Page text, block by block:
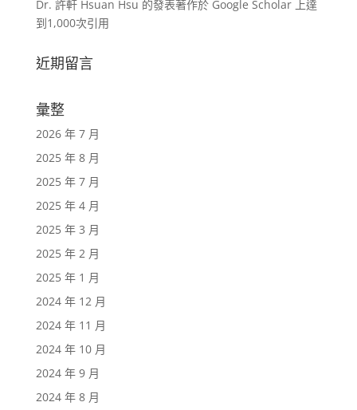
Dr. 許軒 Hsuan Hsu 的發表著作於 Google Scholar 上達
到1,000次引用
近期留言
彙整
2026 年 7 月
2025 年 8 月
2025 年 7 月
2025 年 4 月
2025 年 3 月
2025 年 2 月
2025 年 1 月
2024 年 12 月
2024 年 11 月
2024 年 10 月
2024 年 9 月
2024 年 8 月